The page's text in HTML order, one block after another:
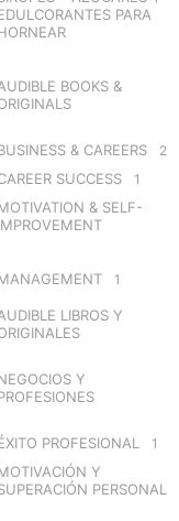
PARA
BOOKS &
& CAREERS 2
SUCCESS 1
& SELF-
1
LIBROS Y
Y
PROFESIONAL 1
Y
PERSONAL